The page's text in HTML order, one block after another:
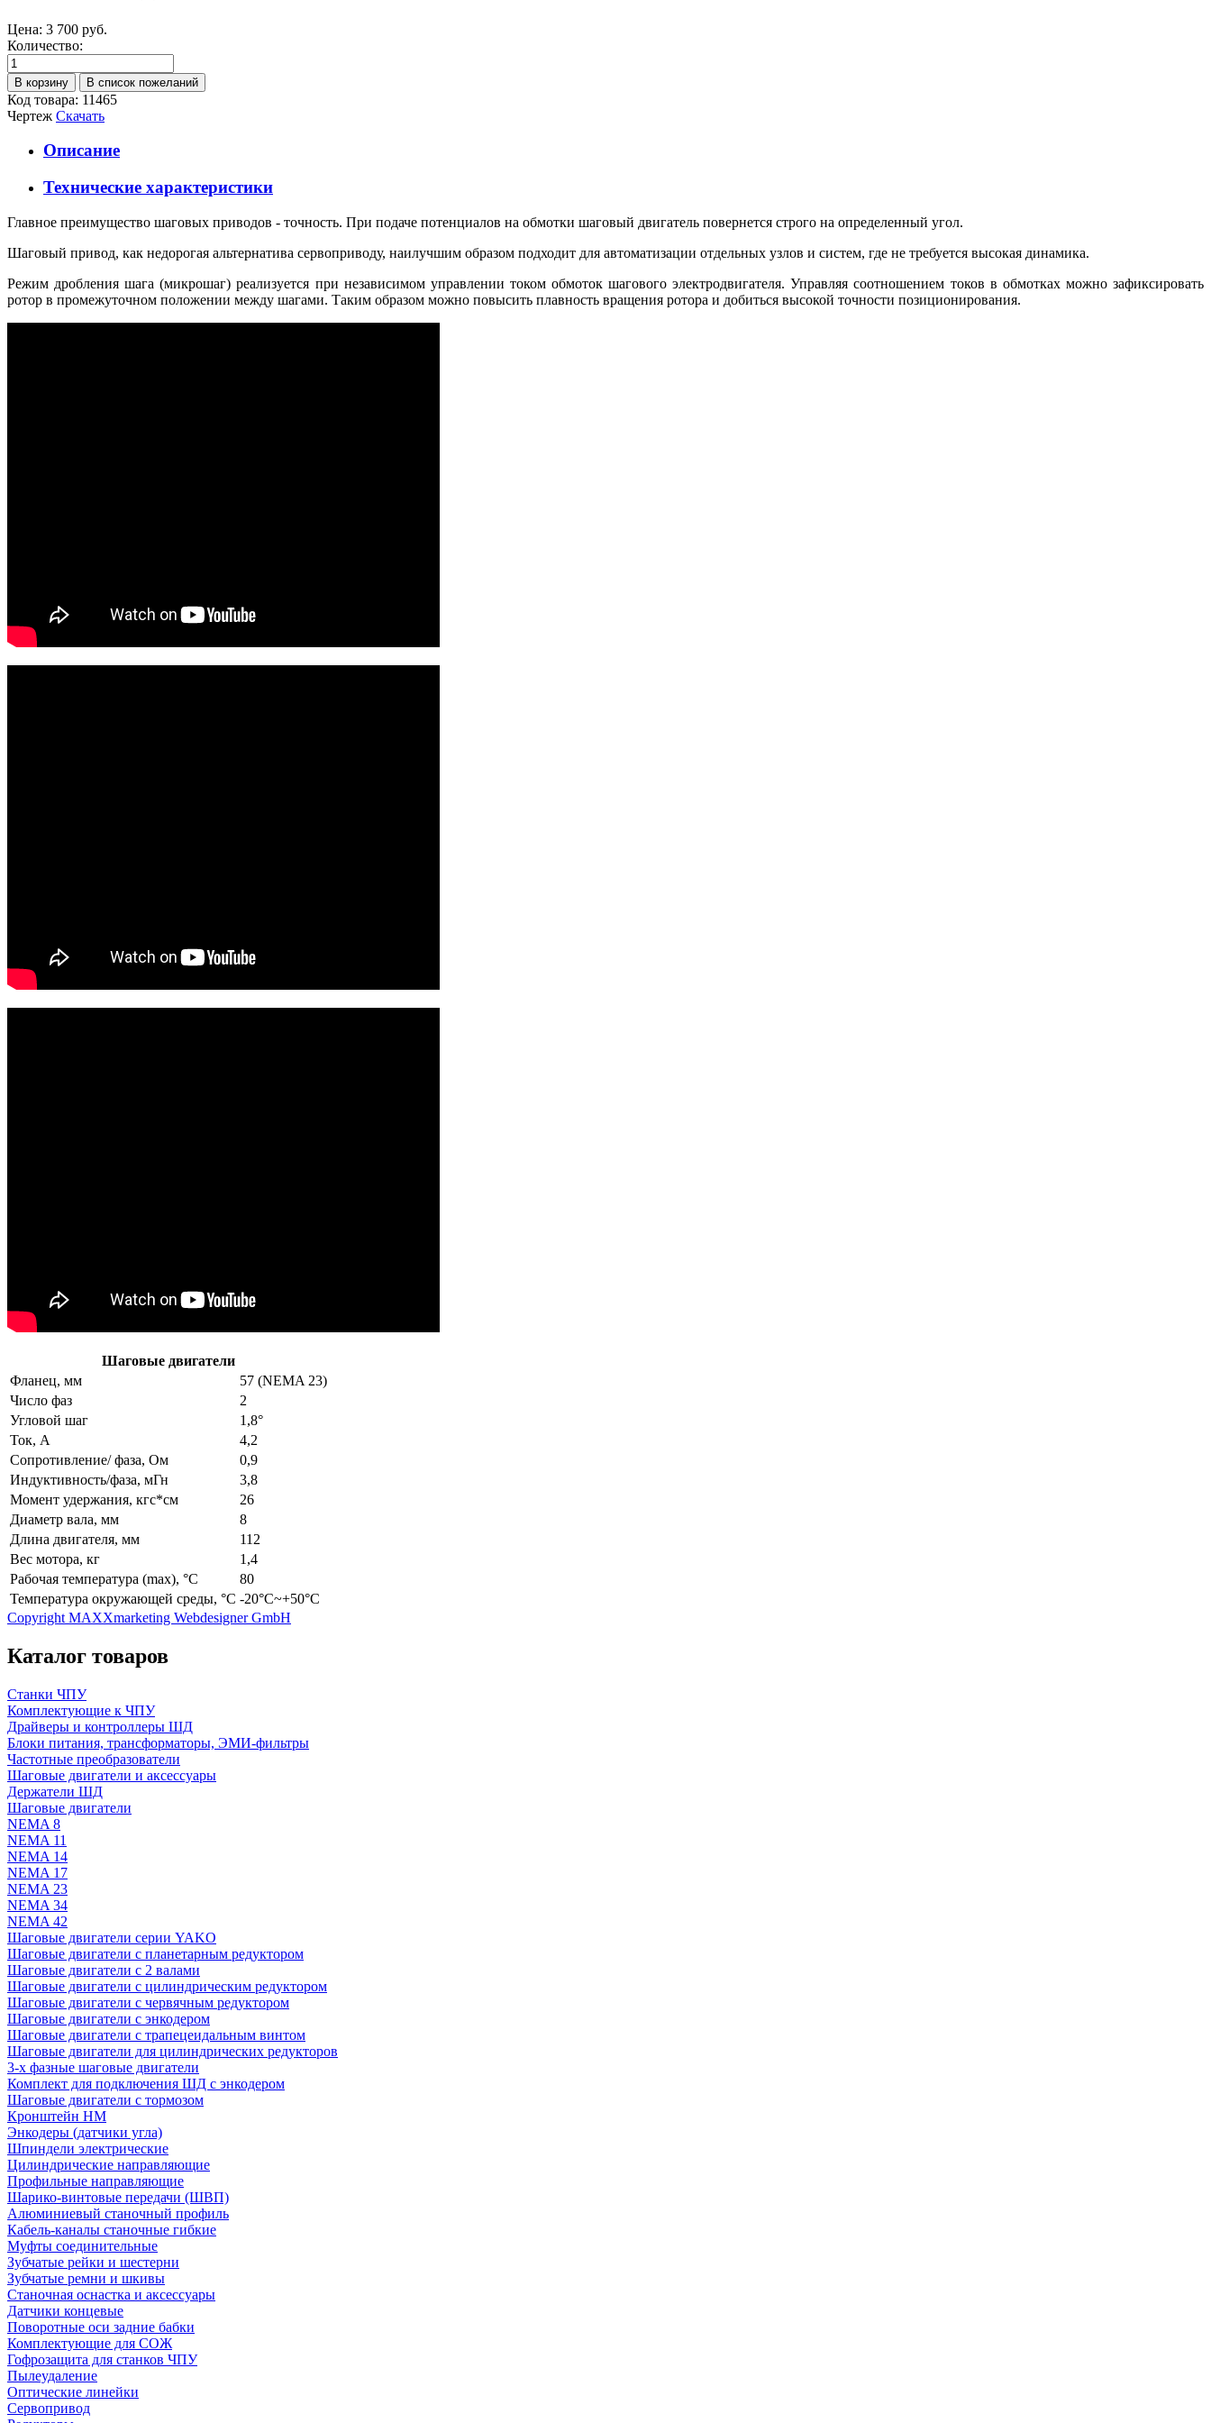
Цена: 3 700 руб.
Количество:
Код товара: 11465
Чертеж Скачать
Описание
Технические характеристики
Главное преимущество шаговых приводов - точность. При подаче потенциалов на обмотки шаговый двигатель повернется строго на определенный угол.
Шаговый привод, как недорогая альтернатива сервоприводу, наилучшим образом подходит для автоматизации отдельных узлов и систем, где не требуется высокая динамика.
Режим дробления шага (микрошаг) реализуется при независимом управлении током обмоток шагового электродвигателя. Управляя соотношением токов в обмотках можно зафиксировать
ротор в промежуточном положении между шагами. Таким образом можно повысить плавность вращения ротора и добиться высокой точности позиционирования.
Шаговые двигатели
Фланец, мм
57 (NEMA 23)
Число фаз
2
Угловой шаг
1,8°
Ток, А
4,2
Сопротивление/ фаза, Ом
0,9
Индуктивность/фаза, мГн
3,8
Момент удержания, кгc*см
26
Диаметр вала, мм
8
Длина двигателя, мм
112
Вес мотора, кг
1,4
Рабочая температура (max), °С
80
Температура окружающей среды, °С -20°С~+50°С
Copyright MAXXmarketing Webdesigner GmbH
Каталог товаров
Станки ЧПУ
Комплектующие к ЧПУ
Драйверы и контроллеры ШД
Блоки питания, трансформаторы, ЭМИ-фильтры
Частотные преобразователи
Шаговые двигатели и аксессуары
Держатели ШД
Шаговые двигатели
NEMA 8
NEMA 11
NEMA 14
NEMA 17
NEMA 23
NEMA 34
NEMA 42
Шаговые двигатели серии YAKO
Шаговые двигатели с планетарным редуктором
Шаговые двигатели с 2 валами
Шаговые двигатели с цилиндрическим редуктором
Шаговые двигатели с червячным редуктором
Шаговые двигатели с энкодером
Шаговые двигатели с трапецеидальным винтом
Шаговые двигатели для цилиндрических редукторов
3-х фазные шаговые двигатели
Комплект для подключения ШД с энкодером
Шаговые двигатели с тормозом
Кронштейн HM
Энкодеры (датчики угла)
Шпиндели электрические
Цилиндрические направляющие
Профильные направляющие
Шарико-винтовые передачи (ШВП)
Алюминиевый станочный профиль
Кабель-каналы станочные гибкие
Муфты соединительные
Зубчатые рейки и шестерни
Зубчатые ремни и шкивы
Станочная оснастка и аксессуары
Датчики концевые
Поворотные оси задние бабки
Комплектующие для СОЖ
Гофрозащита для станков ЧПУ
Пылеудаление
Оптические линейки
Сервопривод